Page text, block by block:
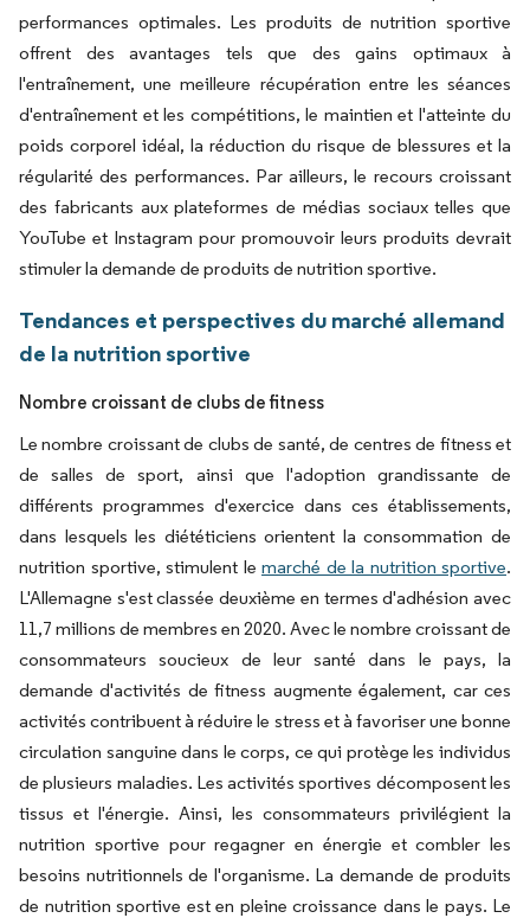
performances optimales. Les produits de nutrition sportive
offrent des avantages tels que des gains optimaux à
l'entraînement, une meilleure récupération entre les séances
d'entraînement et les compétitions, le maintien et l'atteinte du
poids corporel idéal, la réduction du risque de blessures et la
régularité des performances. Par ailleurs, le recours croissant
des fabricants aux plateformes de médias sociaux telles que
YouTube et Instagram pour promouvoir leurs produits devrait
stimuler la demande de produits de nutrition sportive.
Tendances et perspectives du marché allemand
de la nutrition sportive
Nombre croissant de clubs de fitness
Le nombre croissant de clubs de santé, de centres de fitness et
de salles de sport, ainsi que l'adoption grandissante de
différents programmes d'exercice dans ces établissements,
dans lesquels les diététiciens orientent la consommation de
nutrition sportive, stimulent le marché de la nutrition sportive.
L'Allemagne s'est classée deuxième en termes d'adhésion avec
11,7 millions de membres en 2020. Avec le nombre croissant de
consommateurs soucieux de leur santé dans le pays, la
demande d'activités de fitness augmente également, car ces
activités contribuent à réduire le stress et à favoriser une bonne
circulation sanguine dans le corps, ce qui protège les individus
de plusieurs maladies. Les activités sportives décomposent les
tissus et l'énergie. Ainsi, les consommateurs privilégient la
nutrition sportive pour regagner en énergie et combler les
besoins nutritionnels de l'organisme. La demande de produits
de nutrition sportive est en pleine croissance dans le pays. Le